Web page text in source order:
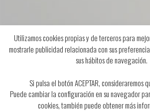
Utilizamos cookies propias y de terceros para
mostrarle publicidad relacionada con sus
sus hábitos de navegación.
Si pulsa el botón ACEPTAR, consideraremos
Puede cambiar la configuración en su navegador
cookies, también puede obtener más